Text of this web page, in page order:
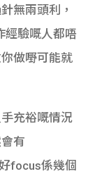
無兩頭利，
經驗嘅人都唔
做嘢可能就
充裕嘅情況
有
focus係幾個